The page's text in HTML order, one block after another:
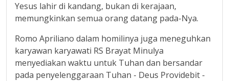
Yesus lahir di kandang, bukan di kerajaan,
memungkinkan semua orang datang pada-Nya.
Romo Apriliano dalam homilinya juga meneguhkan
karyawan karyawati RS Brayat Minulya
menyediakan waktu untuk Tuhan dan bersandar
pada penyelenggaraan Tuhan - Deus Providebit -